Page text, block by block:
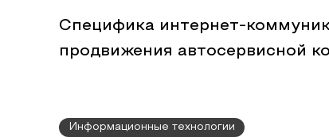
Специфика интернет-
продвижения автосервисной
Информационные технологии